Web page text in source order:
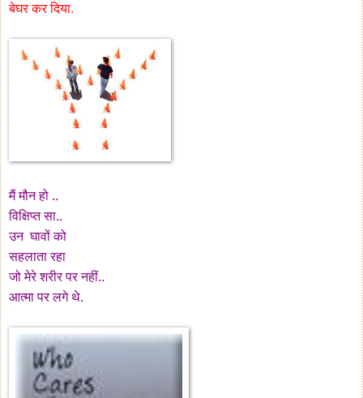
बेघर कर दिया.
मैं मौन हो ..
विक्षिप्त सा..
उन घावों को
सहलाता रहा
जो मेरे शरीर पर नहीं..
आत्मा पर लगे थे.